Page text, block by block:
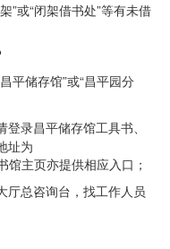
”或“闭架借书处”等有未借
平储存馆”或“昌平园分
录昌平储存馆工具书、
址为
馆主页亦提供相应入口；
厅总咨询台，找工作人员